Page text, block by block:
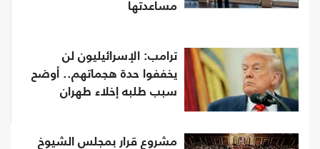
مساعدتها
ترامب: الإسرائيليون لن
يخففوا حدة هجماتهم.. أوضح
سبب طلبه إخلاء طهران
مشروع قرار بمجلس الشيوخ